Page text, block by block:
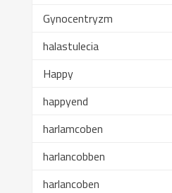
Gynocentryzm
halastulecia
Happy
happyend
harlamcoben
harlancobben
harlancoben